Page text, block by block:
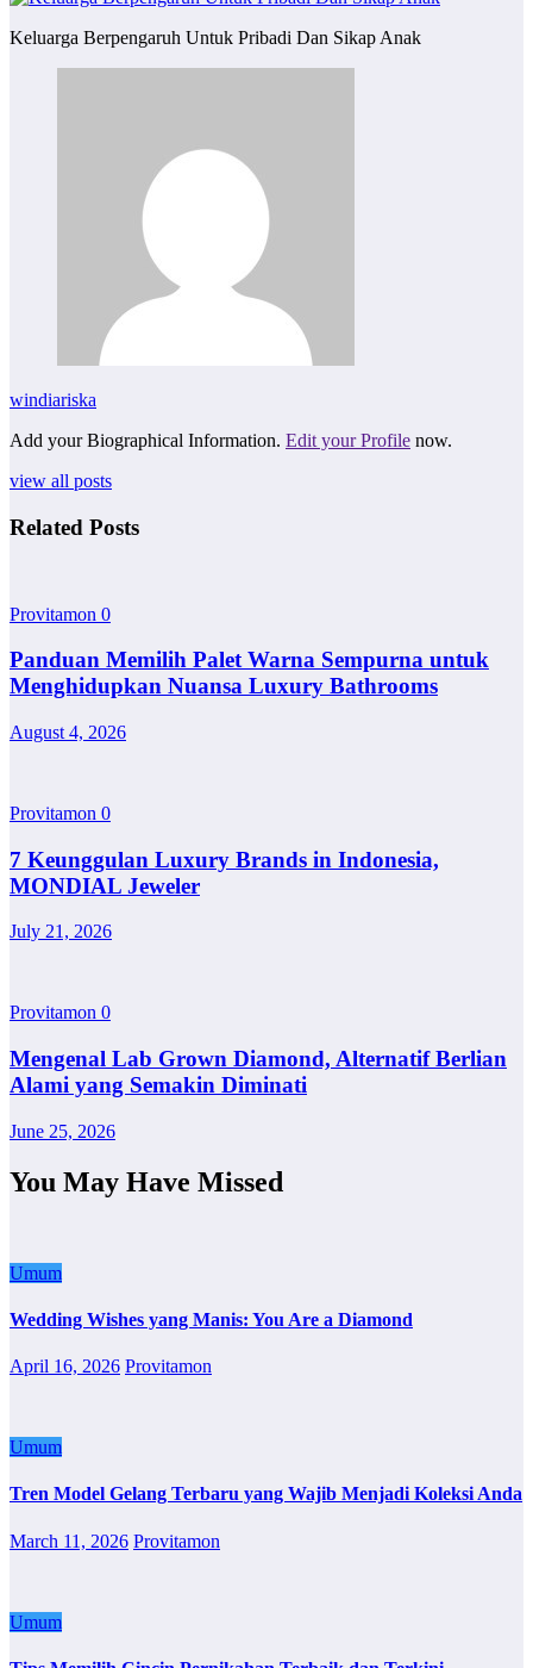
Keluarga Berpengaruh Untuk Pribadi Dan Sikap Anak
windiariska
Add your Biographical Information. Edit your Profile now.
view all posts
Related Posts
Provitamon 0
Panduan Memilih Palet Warna Sempurna untuk
Menghidupkan Nuansa Luxury Bathrooms
August 4, 2026
Provitamon 0
7 Keunggulan Luxury Brands in Indonesia,
MONDIAL Jeweler
July 21, 2026
Provitamon 0
Mengenal Lab Grown Diamond, Alternatif Berlian
Alami yang Semakin Diminati
June 25, 2026
You May Have Missed
Umum
Wedding Wishes yang Manis: You Are a Diamond
April 16, 2026 Provitamon
Umum
Tren Model Gelang Terbaru yang Wajib Menjadi Koleksi Anda
March 11, 2026 Provitamon
Umum